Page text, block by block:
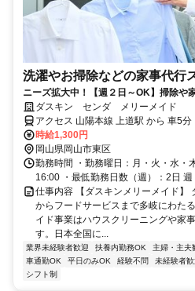
洗濯やお掃除などの家事代行
ニーズ拡大中！【週２日～OK】掃除や
間』を提供！やりがいのある仕事です◎
ダスキン センダ メリーメイド
アクセス 山陽本線 上道駅 から 車5分
時給1,300円
岡山県岡山市東区
勤務時間 ・勤務曜日：月・火・水・
16:00 ・最低勤務日数（週）：2日
仕事内容 【ダスキンメリーメイド】
からフードサービスまで多岐にわた
イド事業はハウスクリーニングや家
す。日本全国に...
業界未経験者歓迎 扶養内勤務OK 主婦・主夫
車通勤OK
平日のみOK 経験不問 未経験者歓
シフト制